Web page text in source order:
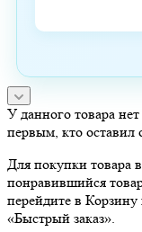
У данного товара
первым, кто оставил
Для покупки товара
понравившийся
перейдите в
«Быстрый заказ».